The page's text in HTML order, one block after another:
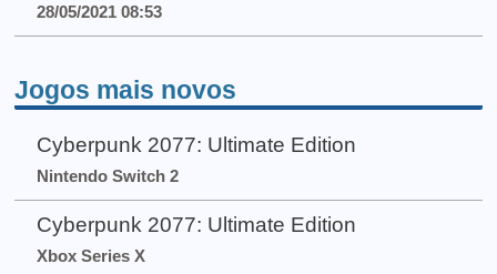
28/05/2021 08:53
Jogos mais novos
Cyberpunk 2077: Ultimate Edition
Nintendo Switch 2
Cyberpunk 2077: Ultimate Edition
Xbox Series X